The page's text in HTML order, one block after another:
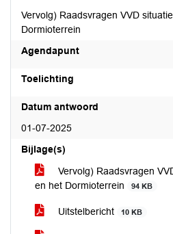
Vervolg) Raadsvragen VVD
Dormioterrein
Agendapunt
Toelichting
Datum antwoord
01-07-2025
Bijlage(s)
Vervolg) Raadsvragen
en het Dormioterrein
94 KB
Uitstelbericht 10 KB